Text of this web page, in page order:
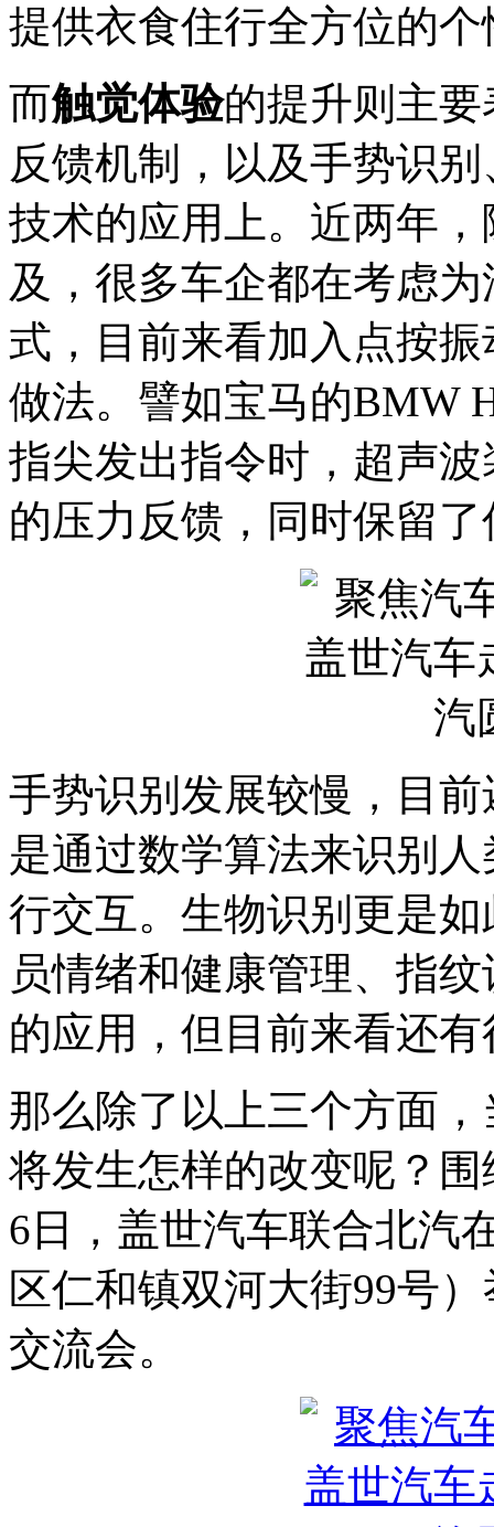
提供衣食住行全方位的
而触觉体验的提升则主
反馈机制，以及手势识
技术的应用上。近两年
及，很多车企都在考虑
式，目前来看加入点按
做法。譬如宝马的BMW
指尖发出指令时，超声
的压力反馈，同时保留
手势识别发展较慢，目
是通过数学算法来识别
行交互。生物识别更是
员情绪和健康管理、指
的应用，但目前来看还
那么除了以上三个方面
将发生怎样的改变呢？围
6日，盖世汽车联合北汽
区仁和镇双河大街99号
交流会。